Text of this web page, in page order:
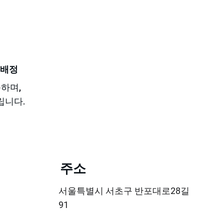
정
며,
니다.
주소
서울특별시 서초구 반포대로28길
91